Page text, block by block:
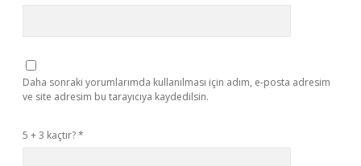
Daha sonraki yorumlarımda kullanılması için adım, e-posta adresim
ve site adresim bu tarayıcıya kaydedilsin.
5 + 3 kaçtır?*